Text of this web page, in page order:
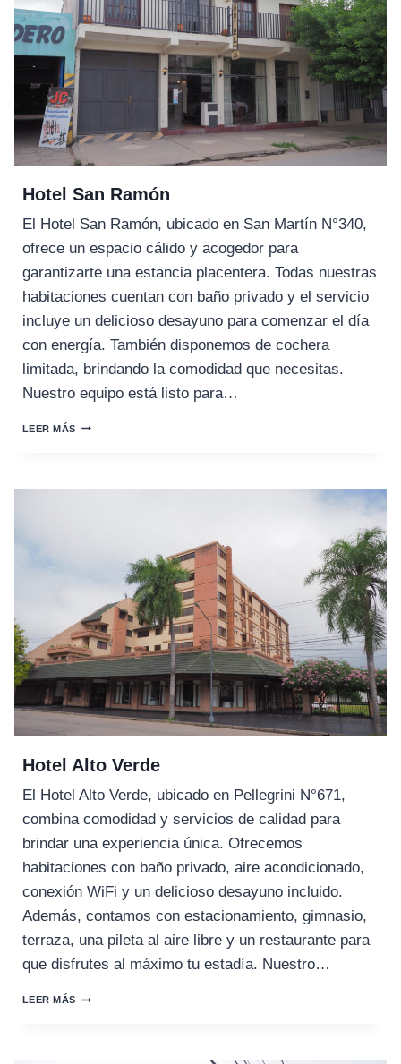
Hotel San Ramón
El Hotel San Ramón, ubicado en San Martín N°340,
ofrece un espacio cálido y acogedor para
garantizarte una estancia placentera. Todas nuestras
habitaciones cuentan con baño privado y el servicio
incluye un delicioso desayuno para comenzar el día
con energía. También disponemos de cochera
limitada, brindando la comodidad que necesitas.
Nuestro equipo está listo para…
LEER MÁSHOTEL
Hotel Alto Verde
El Hotel Alto Verde, ubicado en Pellegrini N°671,
combina comodidad y servicios de calidad para
brindar una experiencia única. Ofrecemos
habitaciones con baño privado, aire acondicionado,
conexión WiFi y un delicioso desayuno incluido.
Además, contamos con estacionamiento, gimnasio,
terraza, una pileta al aire libre y un restaurante para
que disfrutes al máximo tu estadía. Nuestro…
LEER MÁSHOTEL